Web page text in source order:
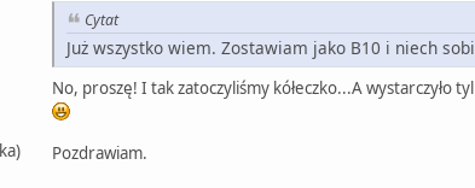
Cytat
Już wszystko wiem. Zostawiam jako B10 i niech
No, proszę! I tak zatoczyliśmy kółeczko...A wystarczyło
Pozdrawiam.